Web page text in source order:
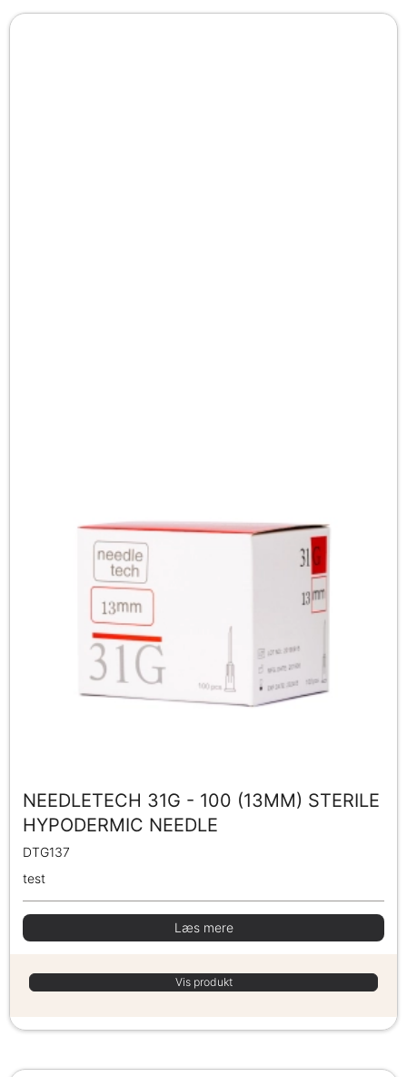
NEEDLETECH 31G - 100 (13MM) STERILE
HYPODERMIC NEEDLE
DTG137
test
Læs mere
Vis produkt